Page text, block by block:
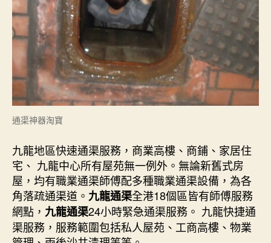
通渠神器淘寶
九龍地區快速通渠服務，商業高樓、商鋪、家居住
宅、 九龍中心所有屋苑無一例外。無論新舊式房
屋，均有職業通渠師傅配多種職業通渠設備，為各
角落疏通渠道。 九龍通渠全港18個區皆有師傅服務
網點， 九龍通渠24小時緊急通渠服務。 九龍快捷通
渠服務，服務範圍包括私人屋苑、工商高樓、物業